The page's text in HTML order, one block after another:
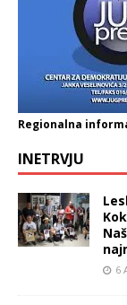
Regionalna
INETRVJU
6